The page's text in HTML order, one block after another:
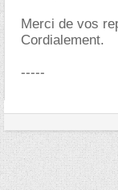
Merci de vos
Cordialement.
-----